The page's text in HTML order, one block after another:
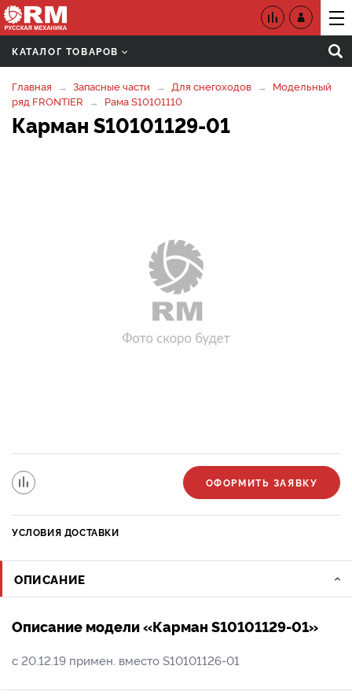
КАТАЛОГ ТОВАРОВ
Главная Запасные части Для снегоходов
Модельный
ряд FRONTIER
Рама S10101110
Карман S10101129-01
ОФОРМИТЬ ЗАЯВКУ
УСЛОВИЯ ДОСТАВКИ
ОПИСАНИЕ
Описание модели «Карман S10101129-01»
с 20.12.19 примен. вместо S10101126-01